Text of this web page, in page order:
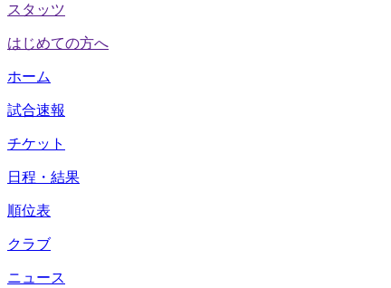
スタッツ
はじめての方へ
ホーム
試合速報
チケット
日程・結果
順位表
クラブ
ニュース